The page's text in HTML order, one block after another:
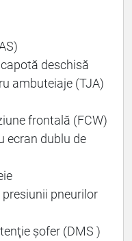
deschisă
ambuteiaje (TJA)
frontală (FCW)
ecran dublu de
pneurilor
şofer (DMS )